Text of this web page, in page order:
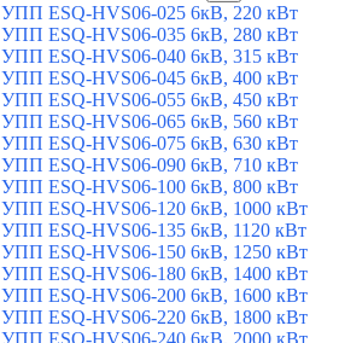
УПП ESQ-HVS06-025 6кВ, 220 кВт
УПП ESQ-HVS06-035 6кВ, 280 кВт
УПП ESQ-HVS06-040 6кВ, 315 кВт
УПП ESQ-HVS06-045 6кВ, 400 кВт
УПП ESQ-HVS06-055 6кВ, 450 кВт
УПП ESQ-HVS06-065 6кВ, 560 кВт
УПП ESQ-HVS06-075 6кВ, 630 кВт
УПП ESQ-HVS06-090 6кВ, 710 кВт
УПП ESQ-HVS06-100 6кВ, 800 кВт
УПП ESQ-HVS06-120 6кВ, 1000 кВт
УПП ESQ-HVS06-135 6кВ, 1120 кВт
УПП ESQ-HVS06-150 6кВ, 1250 кВт
УПП ESQ-HVS06-180 6кВ, 1400 кВт
УПП ESQ-HVS06-200 6кВ, 1600 кВт
УПП ESQ-HVS06-220 6кВ, 1800 кВт
УПП ESQ-HVS06-240 6кВ, 2000 кВт